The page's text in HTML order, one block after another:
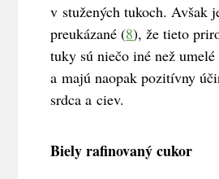
v stužených tukoch. Avšak
preukázané (8), že tieto
tuky sú niečo iné než
a majú naopak pozitívny
srdca a ciev.
Biely rafinovaný cukor